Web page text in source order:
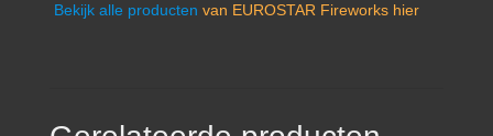
Bekijk alle producten van EUROSTAR Fireworks hier